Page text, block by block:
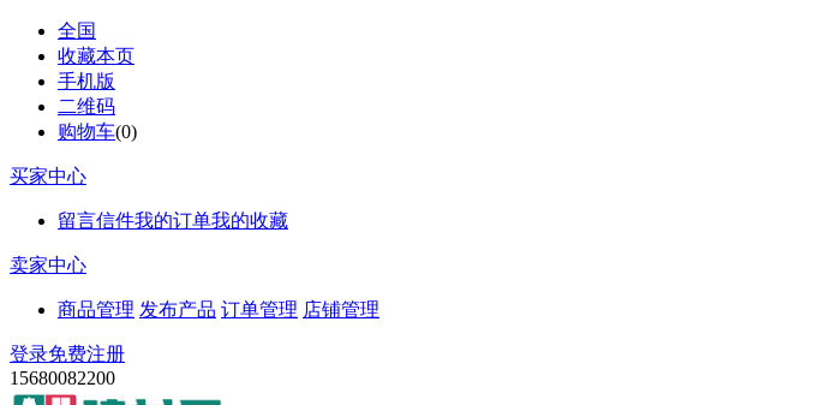
全国
收藏本页
手机版
二维码
购物车(0)
买家中心
留言信件我的订单我的收藏
卖家中心
商品管理 发布产品 订单管理 店铺管理
登录免费注册
15680082200